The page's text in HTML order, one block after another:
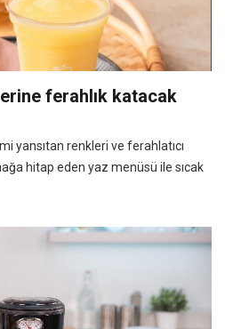
ferahlık katacak
yansıtan renkleri ve ferahlatıcı
hitap eden yaz menüsü ile sıcak